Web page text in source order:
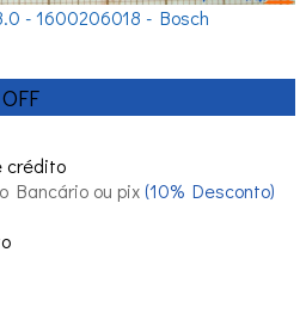
- 1600206018 - Bosch
OFF
crédito
Bancário ou pix(10% Desconto)